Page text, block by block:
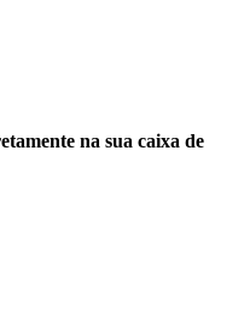
na sua caixa de